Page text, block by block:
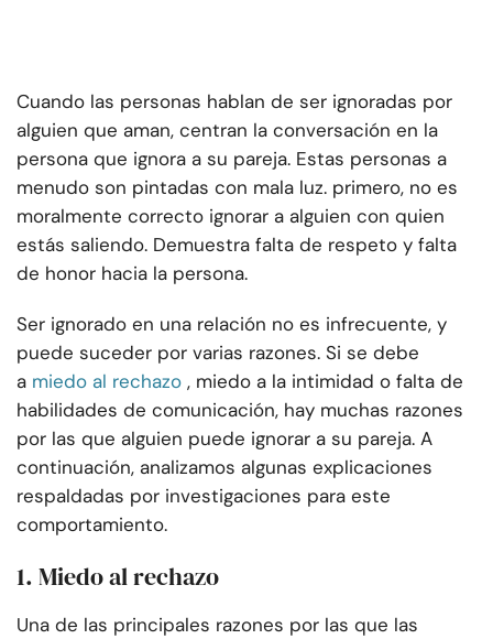
Cuando las personas hablan de ser ignoradas por
alguien que aman, centran la conversación en la
persona que ignora a su pareja. Estas personas a
menudo son pintadas con mala luz. primero, no es
moralmente correcto ignorar a alguien con quien
estás saliendo. Demuestra falta de respeto y falta
de honor hacia la persona.
Ser ignorado en una relación no es infrecuente, y
puede suceder por varias razones. Si se debe
a miedo al rechazo , miedo a la intimidad o falta de
habilidades de comunicación, hay muchas razones
por las que alguien puede ignorar a su pareja. A
continuación, analizamos algunas explicaciones
respaldadas por investigaciones para este
comportamiento.
1. Miedo al rechazo
Una de las principales razones por las que las